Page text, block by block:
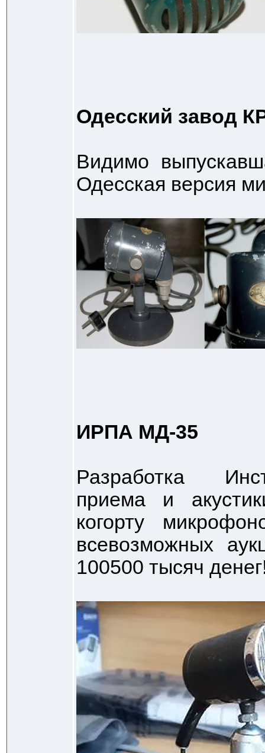
Одесский завод
Видимо
Одесская версия
ИРПА МД-35
Разработка
приема и
когорту
всевозможных
100500 тысяч